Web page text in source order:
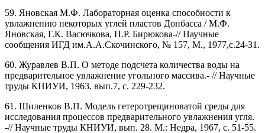
59. Яновская М.Ф. Лабораторная оценка способности к
увлажнению некоторых углей пластов Донбасса / М.Ф.
Яновская, Г.К. Васючкова, Н.Р. Бирюкова-// Научные
сообщения ИГД им.А.А.Скочинского, № 157, М., 1977,с.24-31.
60. Журавлев В.П. О методе подсчета количества воды на
предварительное увлажнение угольного массива.- // Научные
труды КНИУИ, 1963. вып.7, с. 229-232.
61. Шиленков В.П. Модель гетеротрещиноватой среды для
исследования процессов предварительного увлажнения угля.
-// Научные труды КНИУИ, вып. 28. М.: Недра, 1967, с. 51-55.